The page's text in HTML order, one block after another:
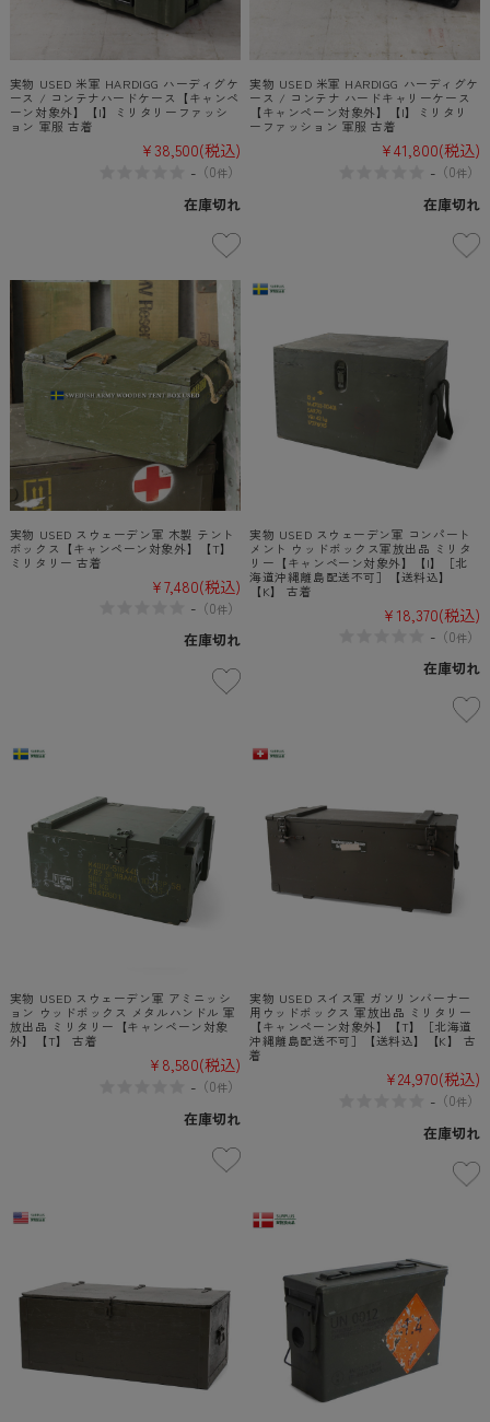
実物 USED 米軍 HARDIGG ハーディグケ
ース / コンテナハードケース【キャンペ
ーン対象外】【I】ミリタリーファッシ
ョン 軍服 古着
¥38,500(税込)
-（0件）
在庫切れ
実物 USED 米軍 HARDIGG ハーディグケ
ース / コンテナ ハードキャリーケース
【キャンペーン対象外】【I】ミリタリ
ーファッション 軍服 古着
¥41,800(税込)
- （0件）
在庫切れ
実物 USED スウェーデン軍 木製 テント
ボックス【キャンペーン対象外】【T】
ミリタリー 古着
¥7,480(税込)
-（0件）
在庫切れ
実物 USED スウェーデン軍 コンパート
メント ウッドボックス軍放出品 ミリタ
リー【キャンペーン対象外】【I】［北
海道沖縄離島配送不可］【送料込】
【K】 古着
¥18,370(税込)
- （0件）
在庫切れ
実物 USED スウェーデン軍 アミニッシ
ョン ウッドボックス メタルハンドル 軍
放出品 ミリタリー【キャンペーン対象
外】【T】 古着
¥8,580(税込)
-（0件）
在庫切れ
実物 USED スイス軍 ガソリンバーナー
用ウッドボックス 軍放出品 ミリタリー
【キャンペーン対象外】【T】［北海道
沖縄離島配送不可］【送料込】【K】 古
着
¥24,970(税込)
- （0件）
在庫切れ